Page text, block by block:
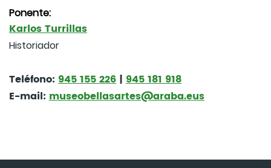
Ponente:
Karlos Turrillas
Historiador
Teléfono: 945 155 226 | 945 181 918
E-mail: museobellasartes@araba.eus